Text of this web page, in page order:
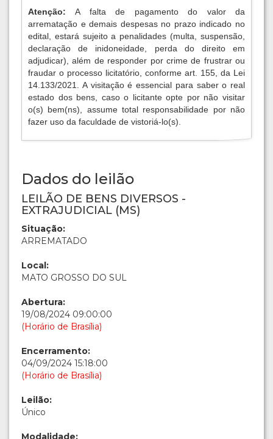
Atenção:A falta de pagamento do valor da
arrematação e demais despesas no prazo indicado no
edital, estará sujeito a penalidades (multa, suspensão,
declaração de inidoneidade, perda do direito em
adjudicar), além de responder por crime de frustrar ou
fraudar o processo licitatório, conforme art. 155, da Lei
14.133/2021. A visitação é essencial para saber o real
estado dos bens, caso o licitante opte por não visitar
o(s) bem(ns), assume total responsabilidade por não
fazer uso da faculdade de vistoriá-lo(s).
Dados do leilão
LEILÃO DE BENS DIVERSOS -
EXTRAJUDICIAL (MS)
Situação:
ARREMATADO
Local:
MATO GROSSO DO SUL
Abertura:
19/08/2024 09:00:00
(Horário de Brasília)
Encerramento:
04/09/2024 15:18:00
(Horário de Brasília)
Leilão:
Único
Modalidade: